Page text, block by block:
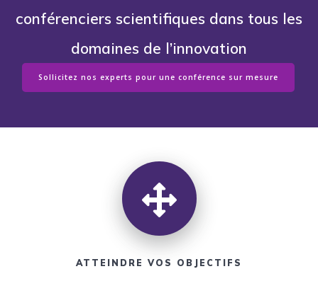
conférenciers scientifiques dans tous les
domaines de l’innovation
Sollicitez nos experts pour une conférence sur mesure
ATTEINDRE VOS OBJECTIFS